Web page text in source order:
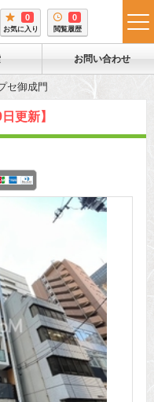
0
お気に入り
0
閲覧履歴
お問い合わせ
セ御成門
更新】